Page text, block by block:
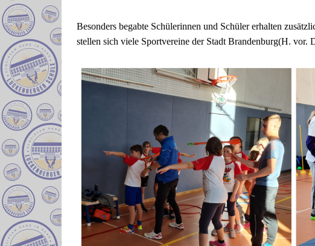
Besonders begabte Schülerinnen und Schüler erhalten
stellen sich viele Sportvereine der Stadt Brandenburg(H.